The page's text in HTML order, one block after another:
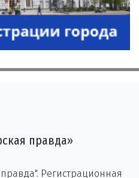
правда»
Регистрационная